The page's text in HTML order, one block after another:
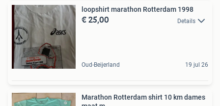
loopshirt marathon Rotterdam 1998
€ 25,00 Details
Oud-Beijerland 19 jul 26
Marathon Rotterdam shirt 10 km dames